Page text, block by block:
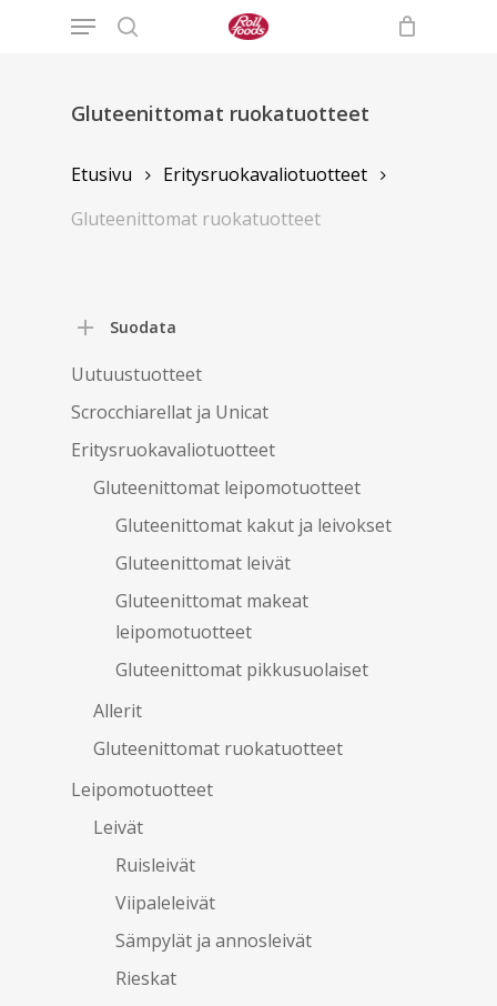
Menu
Gluteenittomat ruokatuotteet
Etusivu
Eritysruokavaliotuotteet
Gluteenittomat ruokatuotteet
Suodata
Uutuustuotteet
Scrocchiarellat ja Unicat
Eritysruokavaliotuotteet
Gluteenittomat leipomotuotteet
Gluteenittomat kakut ja leivokset
Gluteenittomat leivät
Gluteenittomat makeat
leipomotuotteet
Gluteenittomat pikkusuolaiset
Allerit
Gluteenittomat ruokatuotteet
Leipomotuotteet
Leivät
Ruisleivät
Viipaleleivät
Sämpylät ja annosleivät
Rieskat